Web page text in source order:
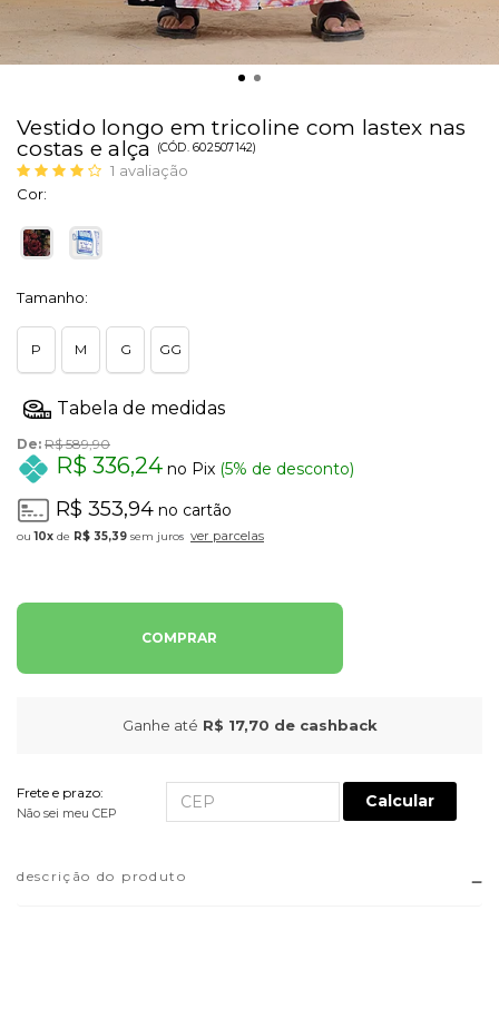
Vestido longo em tricoline com lastex nas
costas e alça
(CÓD. 602507142)
1 avaliação
Cor:
Tamanho:
P M G GG
De: R$ 589,90
R$ 336,24 no Pix (5% de desconto)
R$ 353,94 no cartão
10x de R$ 35,39 sem juros ver parcelas
COMPRAR
Ganhe até R$ 17,70 de cashback
Frete e prazo:
Não sei meu CEP
Calcular
descrição do produto